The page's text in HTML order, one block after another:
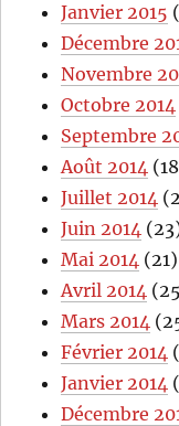
Janvier 2015
Décembre
Novembre
Octobre 2014
Septembre
Août 2014
Juillet 2014
Juin 2014
Mai 2014 (21)
Avril 2014
Mars 2014
Février 2014
Janvier 2014
Décembre